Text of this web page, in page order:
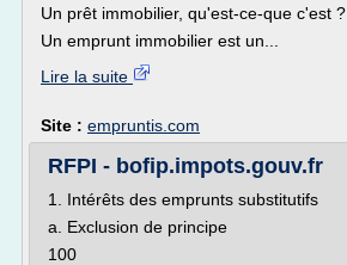
Un prêt immobilier, qu'est-ce-que c'est ?
Un emprunt immobilier est un...
Lire la suite
Site : empruntis.com
RFPI - bofip.impots.gouv.fr
1. Intérêts des emprunts substitutifs
a. Exclusion de principe
100